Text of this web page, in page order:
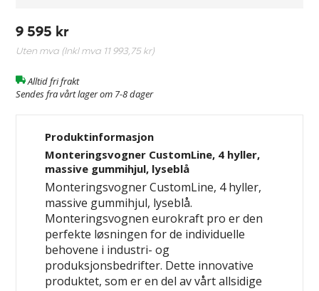
9 595 kr
Uten mva (Inkl mva 11 993,75 kr)
Alltid fri frakt
Sendes fra vårt lager om 7-8 dager
Produktinformasjon
Monteringsvogner CustomLine, 4 hyller,
massive gummihjul, lyseblå
Monteringsvogner CustomLine, 4 hyller,
massive gummihjul, lyseblå.
Monteringsvognen eurokraft pro er den
perfekte løsningen for de individuelle
behovene i industri- og
produksjonsbedrifter. Dette innovative
produktet, som er en del av vårt allsidige